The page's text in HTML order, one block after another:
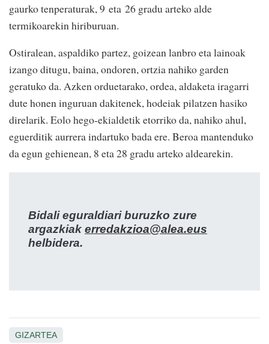
gaurko tenperaturak, 9 eta 26 gradu arteko alde
termikoarekin hiriburuan.
Ostiralean, aspaldiko partez, goizean lanbro eta lainoak
izango ditugu, baina, ondoren, ortzia nahiko garden
geratuko da. Azken orduetarako, ordea, aldaketa iragarri
dute honen inguruan dakitenek, hodeiak pilatzen hasiko
direlarik. Eolo hego-ekialdetik etorriko da, nahiko ahul,
eguerditik aurrera indartuko bada ere. Beroa mantenduko
da egun gehienean, 8 eta 28 gradu arteko aldearekin.
Bidali eguraldiari buruzko zure
argazkiak erredakzioa@alea.eus
helbidera.
GIZARTEA